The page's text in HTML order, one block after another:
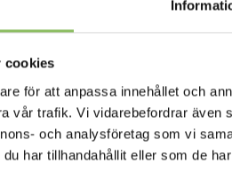
cookies
för att anpassa innehållet och
vår trafik. Vi vidarebefordrar även
och analysföretag som vi
har tillhandahållit eller som de